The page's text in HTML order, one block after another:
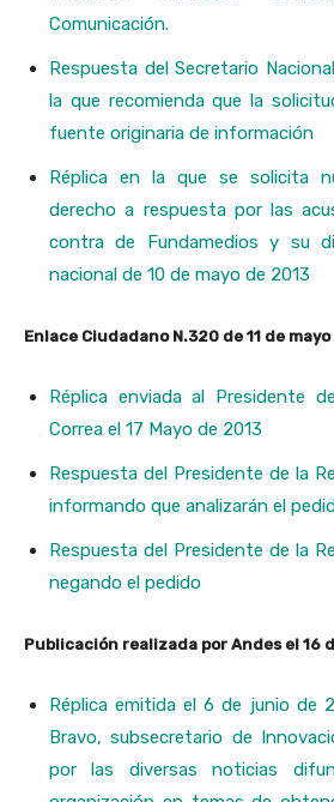
Comunicación.
Respuesta del Secretario
la que recomienda que la
fuente originaria de información
Réplica en la que se solicita
derecho a respuesta por las
contra de Fundamedios y su
nacional de 10 de mayo de 2013
Enlace Ciudadano N.320 de 11 de
Réplica enviada al Presidente
Correa el 17 Mayo de 2013
Respuesta del Presidente de la
informando que analizarán el
Respuesta del Presidente de la
negando el pedido
Publicación realizada por Andes el 16
Réplica emitida el 6 de junio de
Bravo, subsecretario de
por las diversas noticias